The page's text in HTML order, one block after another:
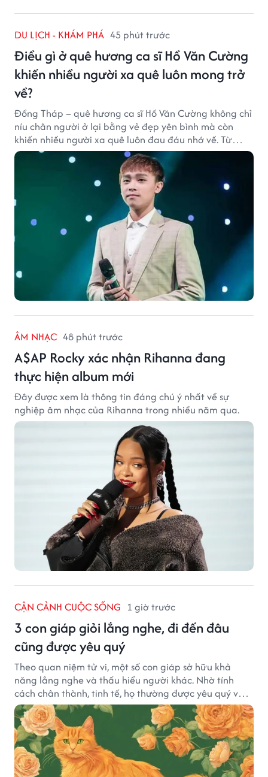
DU LỊCH - KHÁM PHÁ 45 phút trước
Điều gì ở quê hương ca sĩ Hồ Văn Cường
khiến nhiều người xa quê luôn mong trở
về?
Đồng Tháp – quê hương ca sĩ Hồ Văn Cường không chỉ
níu chân người ở lại bằng vẻ đẹp yên bình mà còn
khiến nhiều người xa quê luôn đau đáu nhớ về. Từ
cảnh sắc, ẩm thực đến tình người mộc mạc, tất cả tạo
nên sức hút rất riêng của vùng đất sen hồng.
ÂM NHẠC 48 phút trước
A$AP Rocky xác nhận Rihanna đang
thực hiện album mới
Đây được xem là thông tin đáng chú ý nhất về sự
nghiệp âm nhạc của Rihanna trong nhiều năm qua.
CẬN CẢNH CUỘC SỐNG 1 giờ trước
3 con giáp giỏi lắng nghe, đi đến đâu
cũng được yêu quý
Theo quan niệm tử vi, một số con giáp sở hữu khả
năng lắng nghe và thấu hiểu người khác. Nhờ tính
cách chân thành, tinh tế, họ thường được yêu quý và
tạo dựng nhiều mối quan hệ tốt đẹp.